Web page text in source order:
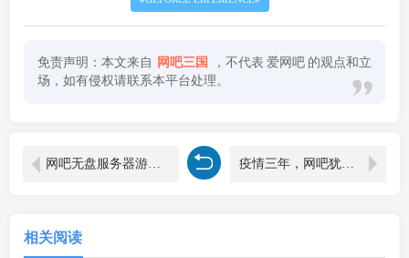
免责声明：本文来自 网吧三国 ，不代表 爱网吧 的观点和立
场，如有侵权请联系本平台处理。
网吧无盘服务器游戏盘簇大小用多少好 疫情三年，网吧犹苦！
相关阅读